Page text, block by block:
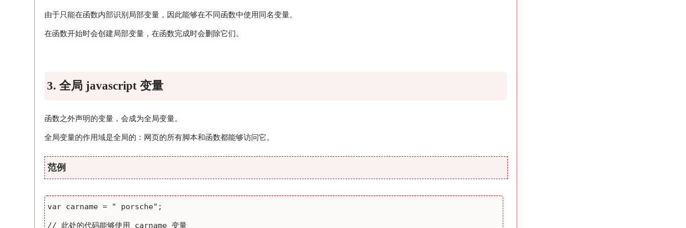
由于只能在函数内部识别局部变量，因此能够在不同函数中使用同名变量。
在函数开始时会创建局部变量，在函数完成时会删除它们。
3. 全局 javascript 变量
函数之外声明的变量，会成为全局变量。
全局变量的作用域是全局的：网页的所有脚本和函数都能够访问它。
范例
// 此处的代码能够使用 carname 变量